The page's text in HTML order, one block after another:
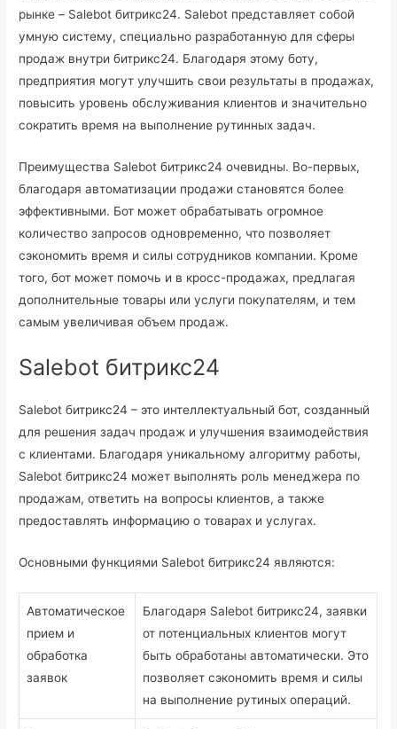
рынке – Salebot битрикс24. Salebot представляет собой
умную систему, специально разработанную для сферы
продаж внутри битрикс24. Благодаря этому боту,
предприятия могут улучшить свои результаты в продажах,
повысить уровень обслуживания клиентов и значительно
сократить время на выполнение рутинных задач.
Преимущества Salebot битрикс24 очевидны. Во-первых,
благодаря автоматизации продажи становятся более
эффективными. Бот может обрабатывать огромное
количество запросов одновременно, что позволяет
сэкономить время и силы сотрудников компании. Кроме
того, бот может помочь и в кросс-продажах, предлагая
дополнительные товары или услуги покупателям, и тем
самым увеличивая объем продаж.
Salebot битрикс24
Salebot битрикс24 – это интеллектуальный бот, созданный
для решения задач продаж и улучшения взаимодействия
с клиентами. Благодаря уникальному алгоритму работы,
Salebot битрикс24 может выполнять роль менеджера по
продажам, ответить на вопросы клиентов, а также
предоставлять информацию о товарах и услугах.
Основными функциями Salebot битрикс24 являются:
Автоматическое
прием и
обработка
заявок
Благодаря Salebot битрикс24, заявки
от потенциальных клиентов могут
быть обработаны автоматически. Это
позволяет сэкономить время и силы
на выполнение рутиных операций.